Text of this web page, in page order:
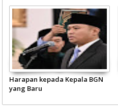
Harapan kepada Kepala BGN
yang Baru